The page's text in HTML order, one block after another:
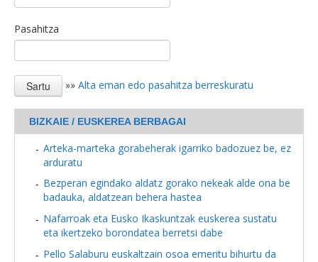
Pasahitza
»» Alta eman edo pasahitza berreskuratu
BIZKAIE / EUSKEREA BERBAGAI
Arteka-marteka gorabeherak igarriko badozuez be, ez
arduratu
Bezperan egindako aldatz gorako nekeak alde ona be
badauka, aldatzean behera hastea
Nafarroak eta Eusko Ikaskuntzak euskerea sustatu
eta ikertzeko borondatea berretsi dabe
Pello Salaburu euskaltzain osoa emeritu bihurtu da